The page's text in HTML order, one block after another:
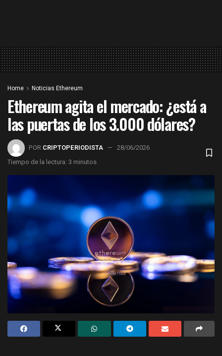
Home Noticias Ethereum
Ethereum agita el mercado: ¿está a
las puertas de los 3.000 dólares?
POR CRIPTOPERIODISTA
28/06/2026
Tiempo de la lectura: 3 minutos